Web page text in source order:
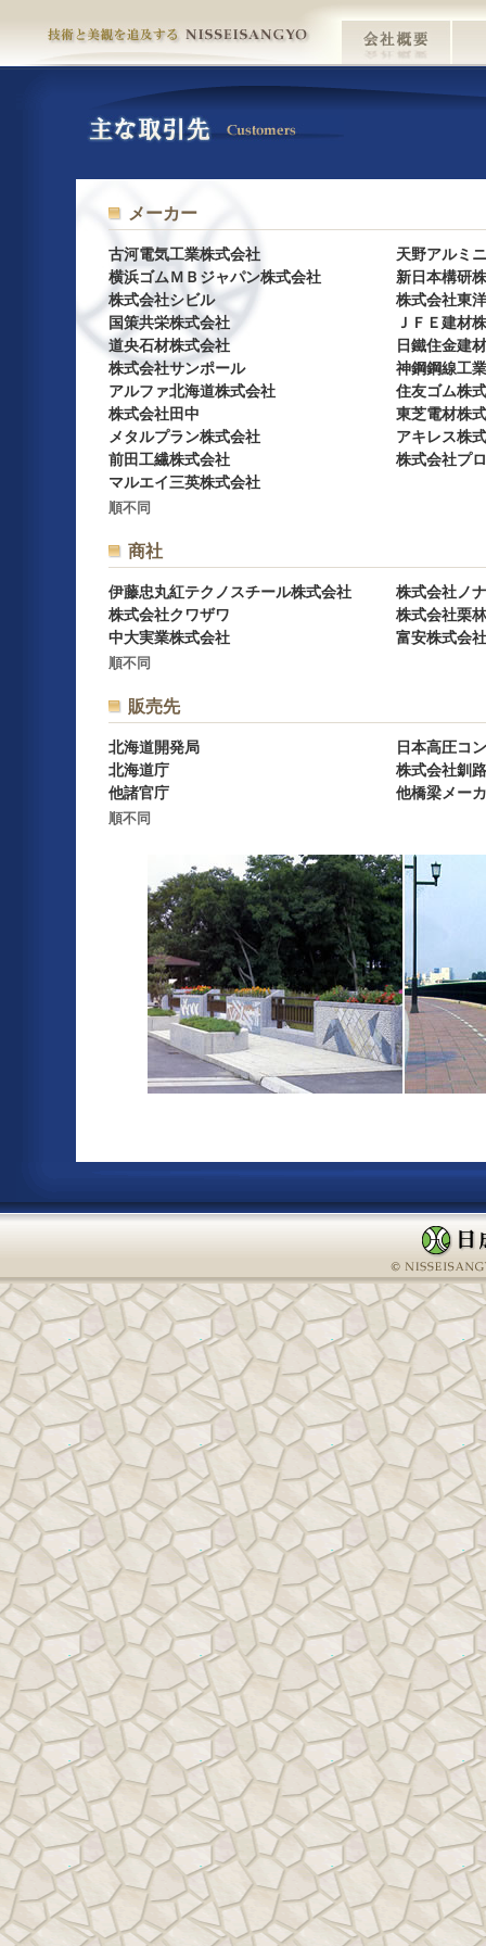
メーカー
古河電気工業株式会社
横浜ゴムＭＢジャパン株式会社
株式会社シビル
国策共栄株式会社
道央石材株式会社
株式会社サンポール
アルファ北海道株式会社
株式会社田中
メタルプラン株式会社
前田工繊株式会社
マルエイ三英株式会社
天野アルミ
新日本構研
株式会社東
ＪＦＥ建材
日鐵住金建
神鋼鋼線工
住友ゴム株
東芝電材株
アキレス株
株式会社プ
順不同
商社
伊藤忠丸紅テクノスチール株式会社
株式会社クワザワ
中大実業株式会社
株式会社ノ
株式会社栗
富安株式会社
順不同
販売先
北海道開発局
北海道庁
他諸官庁
日本高圧コ
株式会社釧
他橋梁メー
順不同